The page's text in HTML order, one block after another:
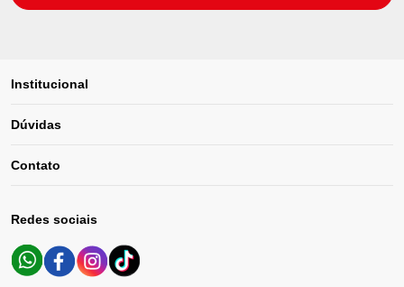
Institucional
Dúvidas
Contato
Redes sociais